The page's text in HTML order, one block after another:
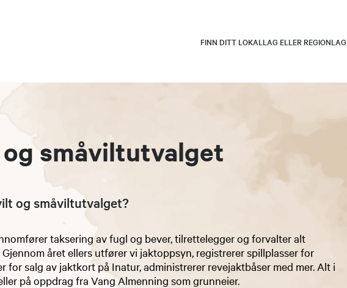
FINN DITT LOKALLAG ELLER REGIONLAG
småviltutvalget
og småviltutvalget?
taksering av fugl og bever, tilrettelegger og forvalter alt
året ellers utfører vi jaktoppsyn, registrerer spillplasser for
for salg av jaktkort på Inatur, administrerer revejaktbåser med mer. Alt i
på oppdrag fra Vang Almenning som grunneier.